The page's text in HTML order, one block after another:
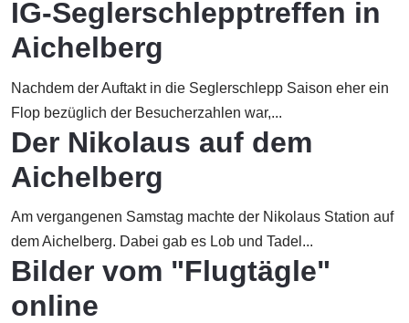
IG-Seglerschlepptreffen in
Aichelberg
Nachdem der Auftakt in die Seglerschlepp Saison eher ein
Flop bezüglich der Besucherzahlen war,...
Der Nikolaus auf dem
Aichelberg
Am vergangenen Samstag machte der Nikolaus Station auf
dem Aichelberg. Dabei gab es Lob und Tadel...
Bilder vom "Flugtägle"
online